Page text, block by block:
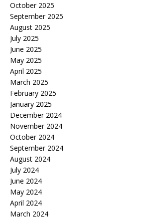
October 2025
September 2025
August 2025
July 2025
June 2025
May 2025
April 2025
March 2025
February 2025
January 2025
December 2024
November 2024
October 2024
September 2024
August 2024
July 2024
June 2024
May 2024
April 2024
March 2024